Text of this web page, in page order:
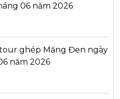
06 năm 2026
ghép Măng Đen ngày
năm 2026